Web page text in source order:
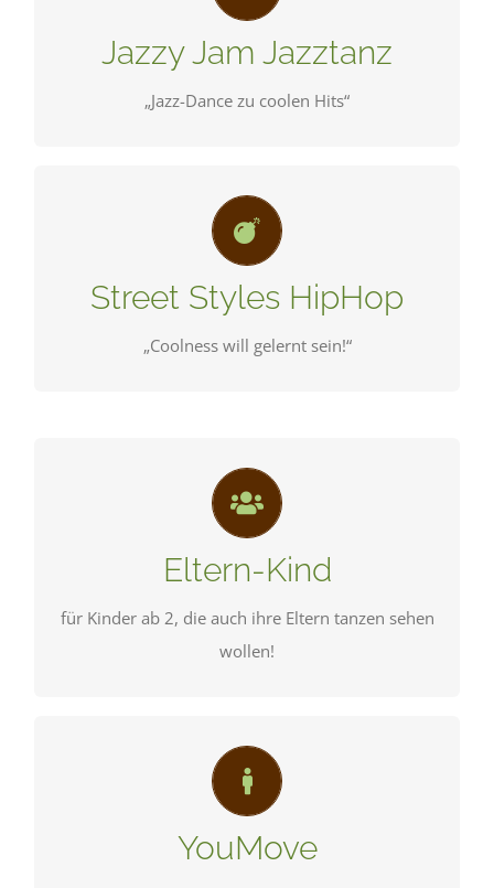
Jazzy Jam Jazztanz
„Jazz-Dance zu coolen Hits“
Superstars.
Street Styles HipHop
„Coolness will gelernt sein!“
Kraftvoll und lässig! Von easy Breakdance bis zu
faszinierenden Hip-Hop Moves ist alles dabei.
Eltern-Kind
für Kinder ab 2, die auch ihre Eltern tanzen sehen
wollen!
Gemeinsam werden kunterbunte Tanzspiele
gespielt inkl. kleiner Choreographie.
SCHNUPPERN
YouMove
Hier tanzen wir die neusten Moves aus den
YouTube-Videos nach.